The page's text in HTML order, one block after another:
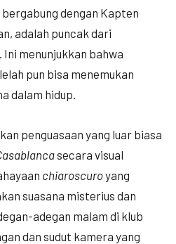
dengan Kapten
adalah puncak dari
menunjukkan bahwa
pun bisa menemukan
dalam hidup.
penguasaan yang luar biasa
secara visual
chiaroscuroyang
suasana misterius dan
adegan malam di klub
dan sudut kamera yang